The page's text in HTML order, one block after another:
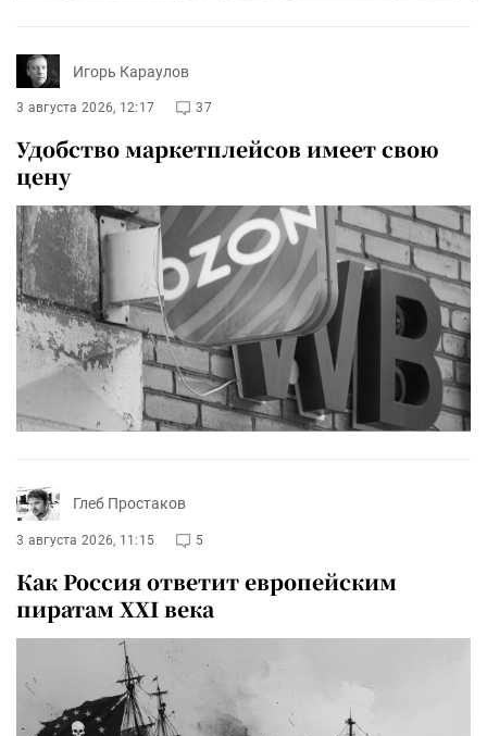
Игорь Караулов
3 августа 2026, 12:17 37
Удобство маркетплейсов имеет свою
цену
Глеб Простаков
3 августа 2026, 11:15 5
Как Россия ответит европейским
пиратам XXI века